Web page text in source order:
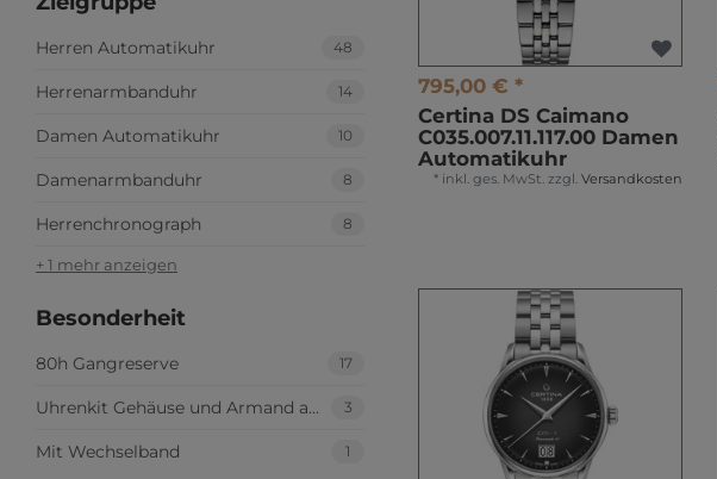
Herren Automatikuhr 48
Herrenarmbanduhr 14
Damen Automatikuhr 10
Damenarmbanduhr 8
Herrenchronograph 8
+ 1 mehr anzeigen
Besonderheit
80h Gangreserve 17
Uhrenkit Gehäuse und Armand austauschbar 3
Mit Wechselband 1
795,00 € *
Certina DS Caimano
C035.007.11.117.00 Damen
Automatikuhr
* inkl. ges. MwSt. zzgl. Versandkosten